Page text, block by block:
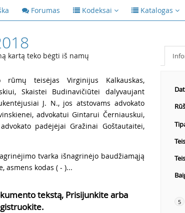
Forumas Kodeksai Katalogas
kartą teko bėgti iš namų
teisėjas Virginijus Kalkauskas,
Skaistei Budinavičiūtei dalyvaujant
J. N., jos atstovams advokato
advokatui Gintarui Černiauskui,
padėjėjai Gražinai Goštautaitei,
tvarka išnagrinėjo baudžiamąją
asmens kodas ( - )...
tekstą, Prisijunkite arba
5